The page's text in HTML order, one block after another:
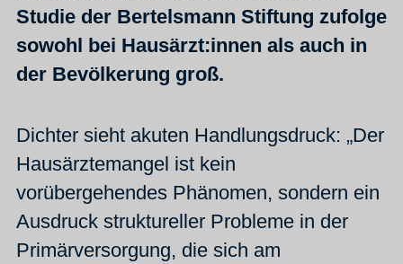
Studie der Bertelsmann Stiftung zufolge
sowohl bei Hausärzt:innen als auch in
der Bevölkerung groß.
Dichter sieht akuten Handlungsdruck: „Der
Hausärztemangel ist kein
vorübergehendes Phänomen, sondern ein
Ausdruck struktureller Probleme in der
Primärversorgung, die sich am